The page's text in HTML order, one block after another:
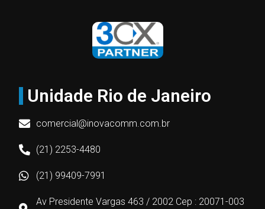
Unidade Rio de Janeiro
comercial@inovacomm.com.br
(21) 2253-4480
(21) 99409-7991
Av Presidente Vargas 463 / 2002 Cep : 20071-003